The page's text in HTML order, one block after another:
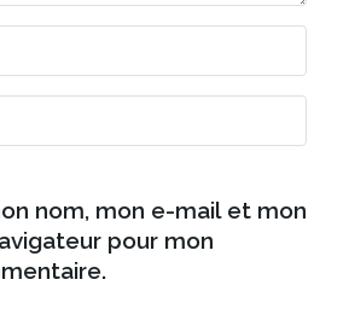
nom, mon e-mail et mon
pour mon